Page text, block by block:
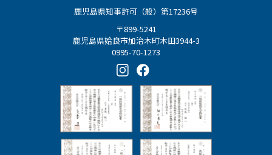
鹿児島県知事許可（般）第17236号
〒899-5241
鹿児島県姶良市加治木町木田3944-3
0995-70-1273